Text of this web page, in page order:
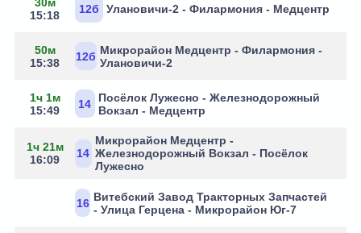
15:18
12б Улановичи-2 - Филармония - Медцентр
50м
15:38
12б Микрорайон Медцентр - Филармония -
Улановичи-2
1ч 1м
15:49
14
Посёлок Лужесно - Железнодорожный
Вокзал - Медцентр
1ч 21м
16:09
14
Микрорайон Медцентр -
Железнодорожный Вокзал - Посёлок
Лужесно
16 Витебский Завод Тракторных Запчастей
- Улица Герцена - Микрорайон Юг-7